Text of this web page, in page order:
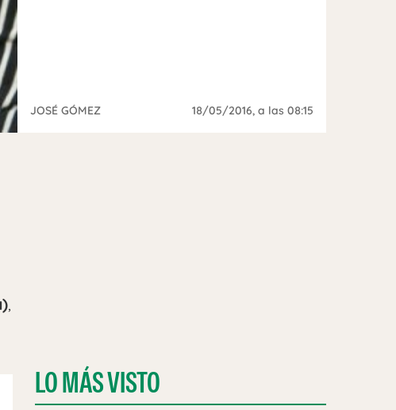
JOSÉ GÓMEZ 18/05/2016, a las 08:15
,
LO MÁS VISTO